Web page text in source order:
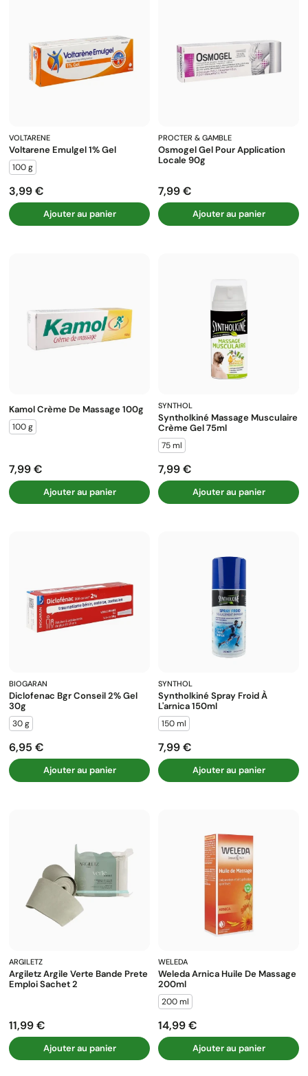
VOLTARENE
Voltarene Emulgel 1% Gel
100 g
Prix
3,99 €
Ajouter au panier
PROCTER & GAMBLE
Osmogel Gel Pour Application
Locale 90g
Prix
7,99 €
Ajouter au panier
Kamol Crème De Massage 100g
100 g
Prix
7,99 €
Ajouter au panier
SYNTHOL
Syntholkiné Massage Musculaire
Crème Gel 75ml
75 ml
Prix
7,99 €
Ajouter au panier
BIOGARAN
Diclofenac Bgr Conseil 2% Gel
30g
30 g
Prix
6,95 €
Ajouter au panier
SYNTHOL
Syntholkiné Spray Froid À
L'arnica 150ml
150 ml
Prix
7,99 €
Ajouter au panier
ARGILETZ
Argiletz Argile Verte Bande Prete
Emploi Sachet 2
Prix
11,99 €
Ajouter au panier
WELEDA
Weleda Arnica Huile De Massage
200ml
200 ml
Prix
14,99 €
Ajouter au panier